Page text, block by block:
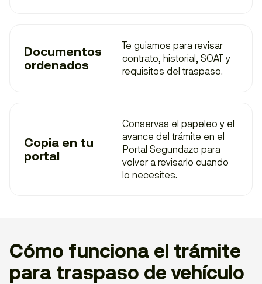
Documentos
ordenados
Te guiamos para revisar
contrato, historial, SOAT y
requisitos del traspaso.
Copia en tu
portal
Conservas el papeleo y el
avance del trámite en el
Portal Segundazo para
volver a revisarlo cuando
lo necesites.
Cómo funciona el trámite
para traspaso de vehículo